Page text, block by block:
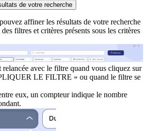
de votre recherche
affiner les résultats de votre recherche
filtres et critères présents sous les critères
relancée avec le filtre quand vous cliquez sur
LE FILTRE » ou quand le filtre se
eux, un compteur indique le nombre